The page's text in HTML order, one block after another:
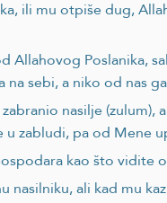
ili mu otpiše dug,
Allahovog Poslanika,
sebi, a niko od nas
nasilje
zabludi, pa od Mene
kao što
nasilniku, ali kad mu